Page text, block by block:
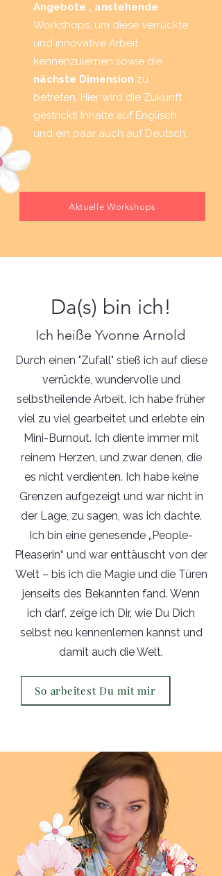
Angebote , anstehende
Workshops, um diese verrückte
und innovative Arbeit
kennenzulernen sowie die
nächste Dimension zu
betreten. Hier wird die Zukunft
gestrickt! Inhalte auf Englisch
und ein paar auch auf Deutsch.
Aktuelle Workshops
Da(s) bin ich!
Ich heiße Yvonne Arnold
Durch einen "Zufall" stieß ich auf diese
verrückte, wundervolle und
selbstheilende Arbeit. Ich habe früher
viel zu viel gearbeitet und erlebte ein
Mini-Burnout. Ich diente immer mit
reinem Herzen, und zwar denen, die
es nicht verdienten. Ich habe keine
Grenzen aufgezeigt und war nicht in
der Lage, zu sagen, was ich dachte.
Ich bin eine genesende „People-
Pleaserin“ und war enttäuscht von der
Welt – bis ich die Magie und die Türen
jenseits des Bekannten fand. Wenn
ich darf, zeige ich Dir, wie Du Dich
selbst neu kennenlernen kannst und
damit auch die Welt.
So arbeitest Du mit mir